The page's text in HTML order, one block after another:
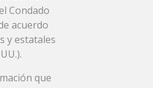
Condado
acuerdo
y estatales
que